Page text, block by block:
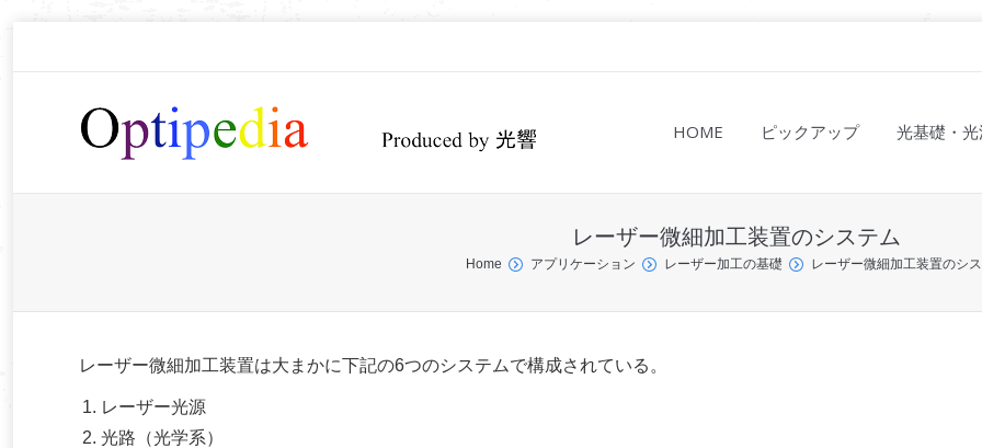
HOME ピックアップ 光基礎・
レーザー微細加工装置のシステム
Home アプリケーション レーザー加工の基礎 レーザー微細加工装置のシ
レーザー微細加工装置は大まかに下記の6つのシステムで構成されている。
レーザー光源
光路（光学系）